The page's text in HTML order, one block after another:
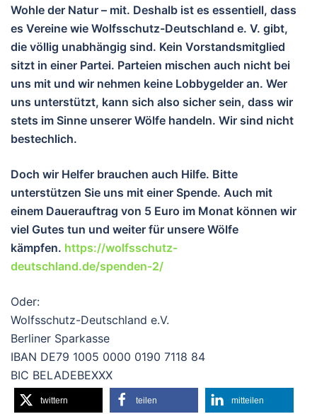
Wohle der Natur – mit. Deshalb ist es essentiell, dass
es Vereine wie Wolfsschutz-Deutschland e. V. gibt,
die völlig unabhängig sind. Kein Vorstandsmitglied
sitzt in einer Partei. Parteien mischen auch nicht bei
uns mit und wir nehmen keine Lobbygelder an. Wer
uns unterstützt, kann sich also sicher sein, dass wir
stets im Sinne unserer Wölfe handeln. Wir sind nicht
bestechlich.
Doch wir Helfer brauchen auch Hilfe. Bitte
unterstützen Sie uns mit einer Spende. Auch mit
einem Dauerauftrag von 5 Euro im Monat können wir
viel Gutes tun und weiter für unsere Wölfe
kämpfen. https://wolfsschutz-
deutschland.de/spenden-2/
Oder:
Wolfsschutz-Deutschland e.V.
Berliner Sparkasse
IBAN DE79 1005 0000 0190 7118 84
BIC BELADEBEXXX
twittern teilen mitteilen